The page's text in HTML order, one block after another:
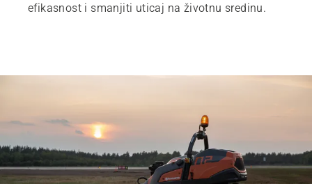
efikasnost i smanjiti uticaj na životnu sredinu.